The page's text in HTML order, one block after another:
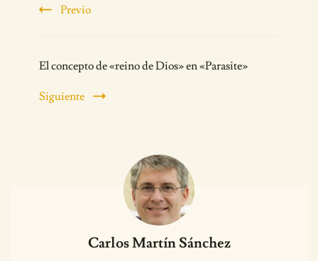
Previo
El concepto de «reino de Dios» en «Parasite»
Siguiente
Carlos Martín Sánchez